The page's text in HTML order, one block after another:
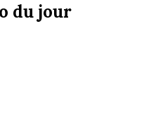
du jour